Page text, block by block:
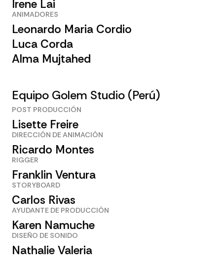
Irene Lai
ANIMADORES
Leonardo Maria Cordio
Luca Corda
Alma Mujtahed
Equipo Golem Studio (Perú)
POST PRODUCCIÓN
Lisette Freire
DIRECCIÓN DE ANIMACIÓN
Ricardo Montes
RIGGER
Franklin Ventura
STORYBOARD
Carlos Rivas
AYUDANTE DE PRODUCCIÓN
Karen Namuche
DISEÑO DE SONIDO
Nathalie Valeria